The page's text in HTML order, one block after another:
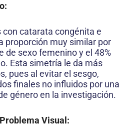
con catarata congénita e
proporción muy similar por
de sexo femenino y el 48%
Esta simetría le da más
pues al evitar el sesgo,
finales no influidos por una
género en la investigación.
Visual: